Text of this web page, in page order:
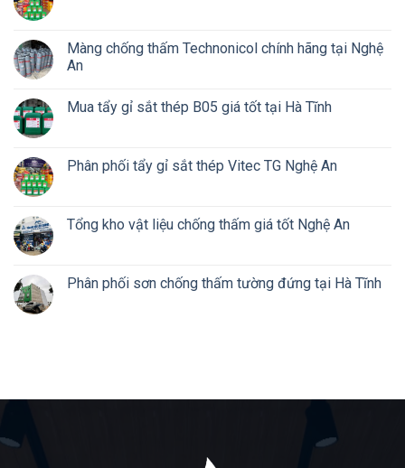
Màng chống thấm Technonicol chính hãng tại Nghệ
An
Mua tẩy gỉ sắt thép B05 giá tốt tại Hà Tĩnh
Phân phối tẩy gỉ sắt thép Vitec TG Nghệ An
Tổng kho vật liệu chống thấm giá tốt Nghệ An
Phân phối sơn chống thấm tường đứng tại Hà Tĩnh